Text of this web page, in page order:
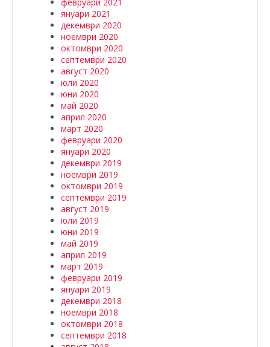
януари 2021
декември 2020
ноември 2020
октомври 2020
септември 2020
август 2020
юли 2020
юни 2020
май 2020
април 2020
март 2020
февруари 2020
януари 2020
декември 2019
ноември 2019
октомври 2019
септември 2019
август 2019
юли 2019
юни 2019
май 2019
април 2019
март 2019
февруари 2019
януари 2019
декември 2018
ноември 2018
октомври 2018
септември 2018